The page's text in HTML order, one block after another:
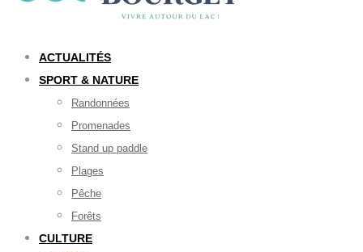
ACTUALITÉS
SPORT & NATURE
Randonnées
Promenades
Stand up paddle
Plages
Pêche
Forêts
CULTURE